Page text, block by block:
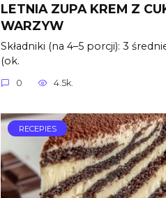
LETNIA ZUPA KREM Z
WARZYW
Składniki (na 4–5 porcji): 3
(ok.
0 4.5k.
RECEPIES